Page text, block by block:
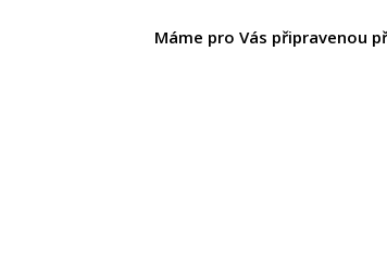
Máme pro Vás připravenou